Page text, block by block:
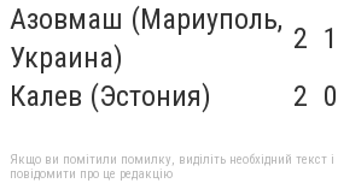
Азовмаш (Мариуполь,
Украина)
2 1
Калев (Эстония)
2 0
Якщо ви помітили помилку, виділіть необхідний текст
повідомити про це редакцію